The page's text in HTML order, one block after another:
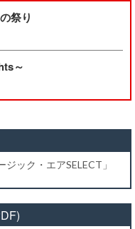
祭り
～
ック・エアSELECT」